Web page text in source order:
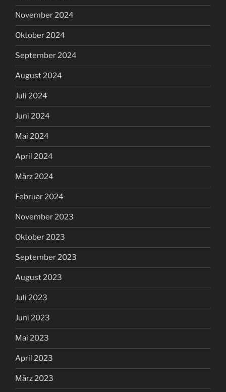
November 2024
Oktober 2024
September 2024
August 2024
Juli 2024
Juni 2024
Mai 2024
April 2024
März 2024
Februar 2024
November 2023
Oktober 2023
September 2023
August 2023
Juli 2023
Juni 2023
Mai 2023
April 2023
März 2023